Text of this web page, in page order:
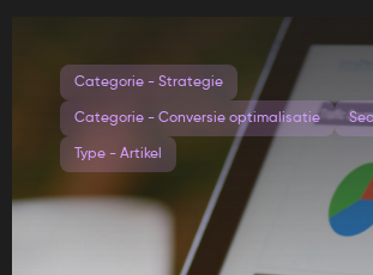
Categorie - Strategie
Categorie - Conversie optimalisatie
Type - Artikel